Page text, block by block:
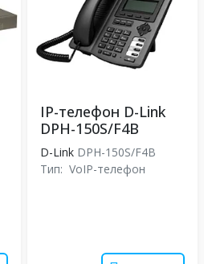
IP-телефон D-Link
DPH-150S/F4B
D-Link DPH-150S/F4B
Тип: VoIP-телефон